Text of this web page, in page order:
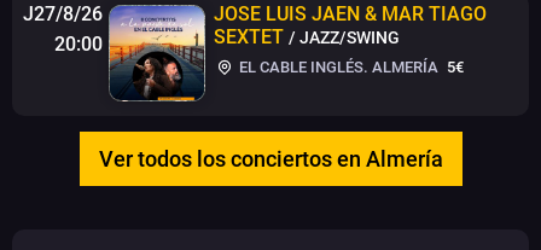
J27/8/26
20:00
JOSE LUIS JAEN & MAR TIAGO
SEXTET / JAZZ/SWING
EL CABLE INGLÉS. ALMERÍA 5€
Ver todos los conciertos en Almería